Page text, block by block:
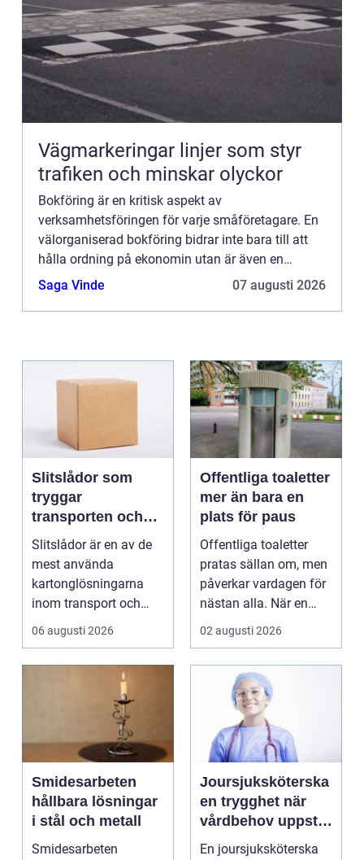
Vägmarkeringar linjer som styr
trafiken och minskar olyckor
Bokföring är en kritisk aspekt av
verksamhetsföringen för varje småföretagare. En
välorganiserad bokföring bidrar inte bara till att
hålla ordning på ekonomin utan är även en
grundpelare för företagets strategiska planering
Saga Vinde 07 augusti 2026
Slitslådor som
tryggar
transporten och
stärker varumärket
Slitslådor är en av de
mest använda
kartonglösningarna
inom transport och
logis...
06 augusti 2026
Offentliga toaletter
mer än bara en
plats för paus
Offentliga toaletter
pratas sällan om, men
påverkar vardagen för
nästan alla. När en
stad, park elle...
02 augusti 2026
Smidesarbeten
hållbara lösningar
i stål och metall
Smidesarbeten
Joursjuksköterska
en trygghet när
vårdbehov uppstår
dygnet runt
En joursjuksköterska